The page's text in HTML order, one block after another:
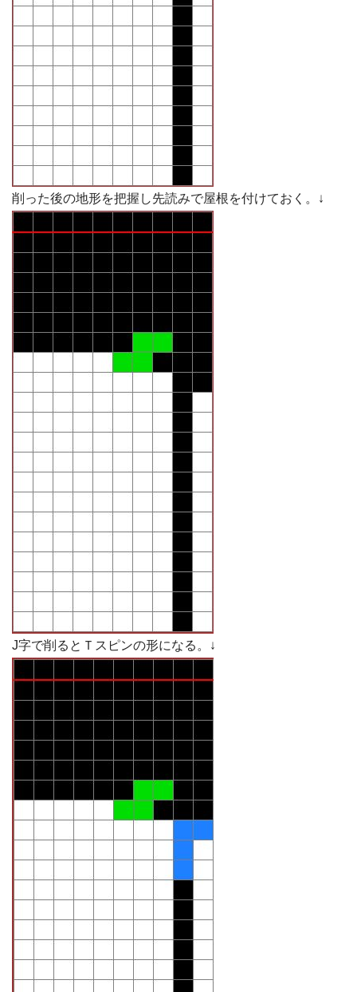
削った後の地形を把握し先読みで屋根を付けておく。↓
J字で削るとＴスピンの形になる。↓